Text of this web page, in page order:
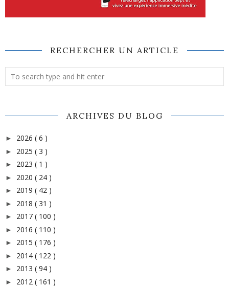
RECHERCHER UN ARTICLE
ARCHIVES DU BLOG
► 2026 ( 6 )
► 2025 ( 3 )
► 2023 ( 1 )
► 2020 ( 24 )
► 2019 ( 42 )
► 2018 ( 31 )
► 2017 ( 100 )
► 2016 ( 110 )
► 2015 ( 176 )
► 2014 ( 122 )
► 2013 ( 94 )
► 2012 ( 161 )